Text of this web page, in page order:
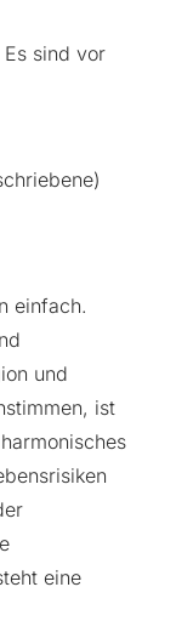
sind vor
einfach.
und
ist
eine